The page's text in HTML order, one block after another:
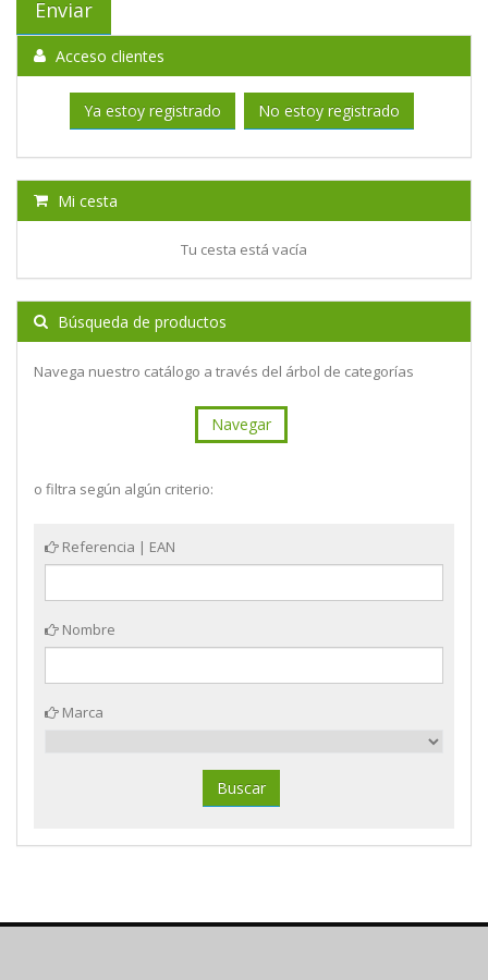
Acceso clientes
Ya estoy registrado No estoy registrado
Mi cesta
Tu cesta está vacía
Búsqueda de productos
Navega nuestro catálogo a través del árbol de categorías
Navegar
o filtra según algún criterio:
Referencia | EAN
Nombre
Marca